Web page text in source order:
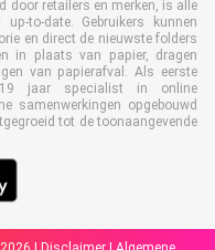
door retailers en merken, is alle
to-date. Gebruikers kunnen
en direct de nieuwste folders
in plaats van papier, dragen
van papierafval. Als eerste
jaar specialist in online
samenwerkingen opgebouwd
tot de toonaangevende